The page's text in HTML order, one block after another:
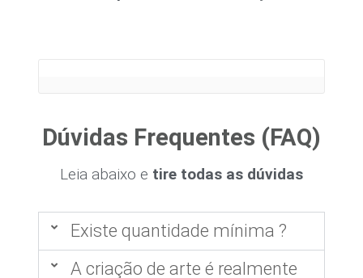
Dúvidas Frequentes (FAQ)
Leia abaixo e tire todas as dúvidas
Existe quantidade mínima ?
A criação de arte é realmente